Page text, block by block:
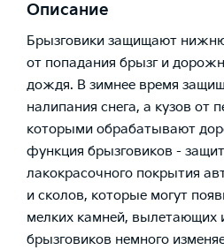
Описание
Брызговики защищают
от попадания брызг и
дождя. В зимнее время
налипания снега, а кузов от
которыми обрабатывают
функция брызговиков -
лакокрасочного покрытия
и сколов, которые могут
мелких камней, вылетающих
брызговиков немного